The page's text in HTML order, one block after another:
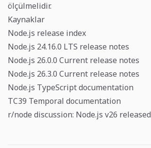
ölçülmelidir.
Kaynaklar
Node.js release index
Node.js 24.16.0 LTS release notes
Node.js 26.0.0 Current release notes
Node.js 26.3.0 Current release notes
Node.js TypeScript documentation
TC39 Temporal documentation
r/node discussion: Node.js v26 released